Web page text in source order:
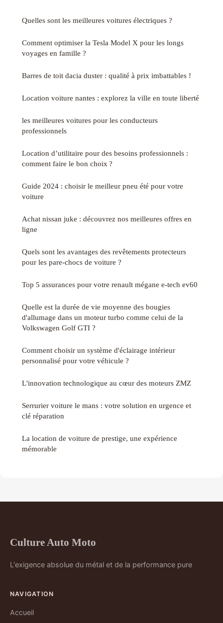
Quelles sont les meilleures voitures électriques ?
Comment optimiser la Tesla Model X pour les longs
voyages en famille ?
Barres de toit dacia duster : qualité à prix imbattables !
Location voiture nantes : explorez la ville en toute liberté
les meilleures voitures pour les conducteurs
professionnels
Location d’utilitaire pour des besoins professionnels :
comment faire le bon choix ?
Guide 2024 : choisir le meilleur pneu été pour votre
voiture
Achat nissan juke : découvrez nos meilleures offres en
ligne
Quels sont les avantages des revêtements protecteurs
pour les pare-chocs de voiture ?
Top 5 assurances pour votre renault mégane e-tech ev60
Quelle est la durée de vie moyenne des bougies
d'allumage dans un moteur turbo comme celui de la
Volkswagen Golf GTI ?
Comment choisir un système d'éclairage intérieur
personnalisé pour votre véhicule ?
L'innovation technologique au cœur des moteurs ZMZ
Serrurier voiture le mans : votre solution en urgence et
clé réparation
La location de voiture de prestige, une expérience
mémorable
Culture Auto Moto
L'exigence absolue du métal et de la performance pure
NAVIGATION
Accueil